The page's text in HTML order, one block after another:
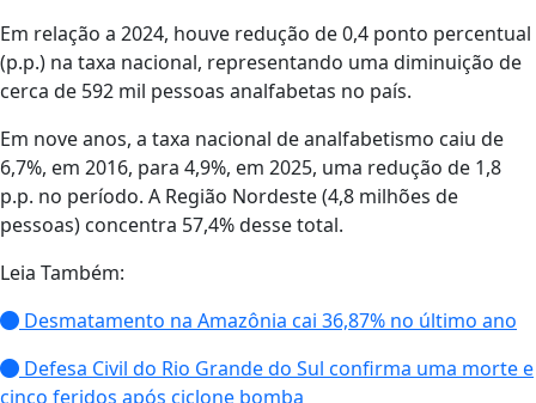
Em relação a 2024, houve redução de 0,4 ponto percentual
(p.p.) na taxa nacional, representando uma diminuição de
cerca de 592 mil pessoas analfabetas no país.
Em nove anos, a taxa nacional de analfabetismo caiu de
6,7%, em 2016, para 4,9%, em 2025, uma redução de 1,8
p.p. no período. A Região Nordeste (4,8 milhões de
pessoas) concentra 57,4% desse total.
Leia Também:
Desmatamento na Amazônia cai 36,87% no último ano
Defesa Civil do Rio Grande do Sul confirma uma morte e
cinco feridos após ciclone bomba